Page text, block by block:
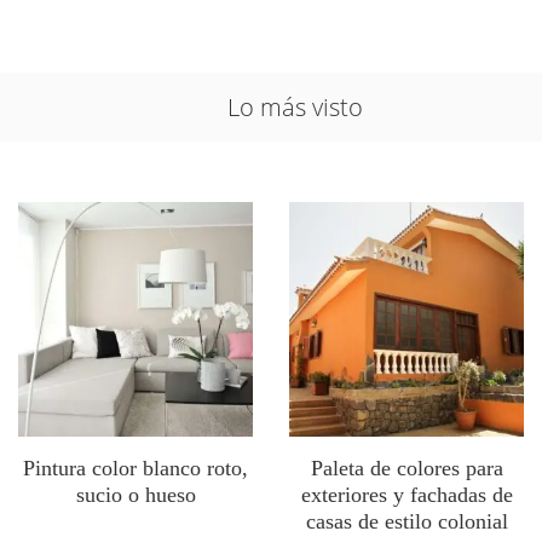
Lo más visto
Pintura color blanco roto,
sucio o hueso
Paleta de colores para
exteriores y fachadas de
casas de estilo colonial